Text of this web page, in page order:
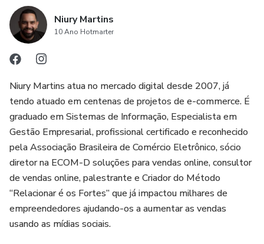
Niury Martins
10 Ano Hotmarter
Niury Martins atua no mercado digital desde 2007, já
tendo atuado em centenas de projetos de e-commerce. É
graduado em Sistemas de Informação, Especialista em
Gestão Empresarial, profissional certificado e reconhecido
pela Associação Brasileira de Comércio Eletrônico, sócio
diretor na ECOM-D soluções para vendas online, consultor
de vendas online, palestrante e Criador do Método
“Relacionar é os Fortes” que já impactou milhares de
empreendedores ajudando-os a aumentar as vendas
usando as mídias sociais.